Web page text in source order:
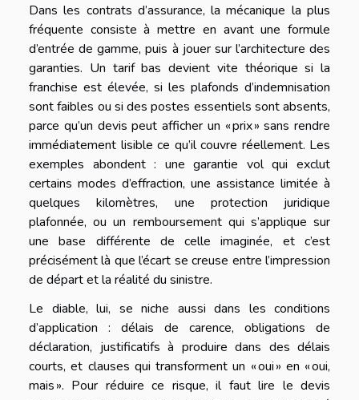
Dans les contrats d’assurance, la mécanique la plus
fréquente consiste à mettre en avant une formule
d’entrée de gamme, puis à jouer sur l’architecture des
garanties. Un tarif bas devient vite théorique si la
franchise est élevée, si les plafonds d’indemnisation
sont faibles ou si des postes essentiels sont absents,
parce qu’un devis peut afficher un « prix » sans rendre
immédiatement lisible ce qu’il couvre réellement. Les
exemples abondent : une garantie vol qui exclut
certains modes d’effraction, une assistance limitée à
quelques kilomètres, une protection juridique
plafonnée, ou un remboursement qui s’applique sur
une base différente de celle imaginée, et c’est
précisément là que l’écart se creuse entre l’impression
de départ et la réalité du sinistre.
Le diable, lui, se niche aussi dans les conditions
d’application : délais de carence, obligations de
déclaration, justificatifs à produire dans des délais
courts, et clauses qui transforment un « oui » en « oui,
mais ». Pour réduire ce risque, il faut lire le devis